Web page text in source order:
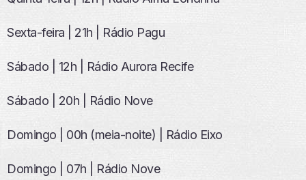
Sexta-feira | 21h | Rádio Pagu
Sábado | 12h | Rádio Aurora Recife
Sábado | 20h | Rádio Nove
Domingo | 00h (meia-noite) | Rádio Eixo
Domingo | 07h | Rádio Nove